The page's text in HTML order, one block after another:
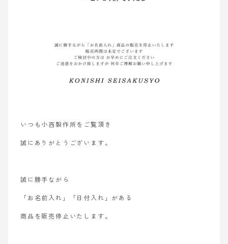
いつも小西製作所をご覧頂き
誠にありがとうございます。
誠に勝手ながら
「お名前入れ」「日付入れ」がある
商品を販売停止いたします。